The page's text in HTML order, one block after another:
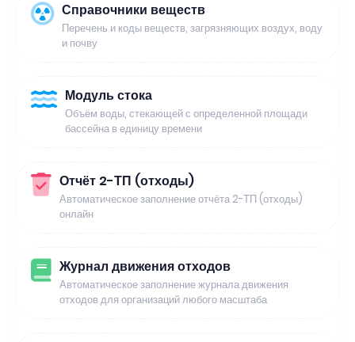
Справочники веществ
Перечень и коды веществ, загрязняющих воздух, воду
и почву
Модуль стока
Объём воды, стекающей с определенной площади
бассейна в единицу времени
Отчёт 2-ТП (отходы)
Автоматическое заполнение отчёта 2-ТП (отходы)
онлайн
Журнал движения отходов
Автоматическое заполнение журнала движения
отходов для организаций любого масштаба